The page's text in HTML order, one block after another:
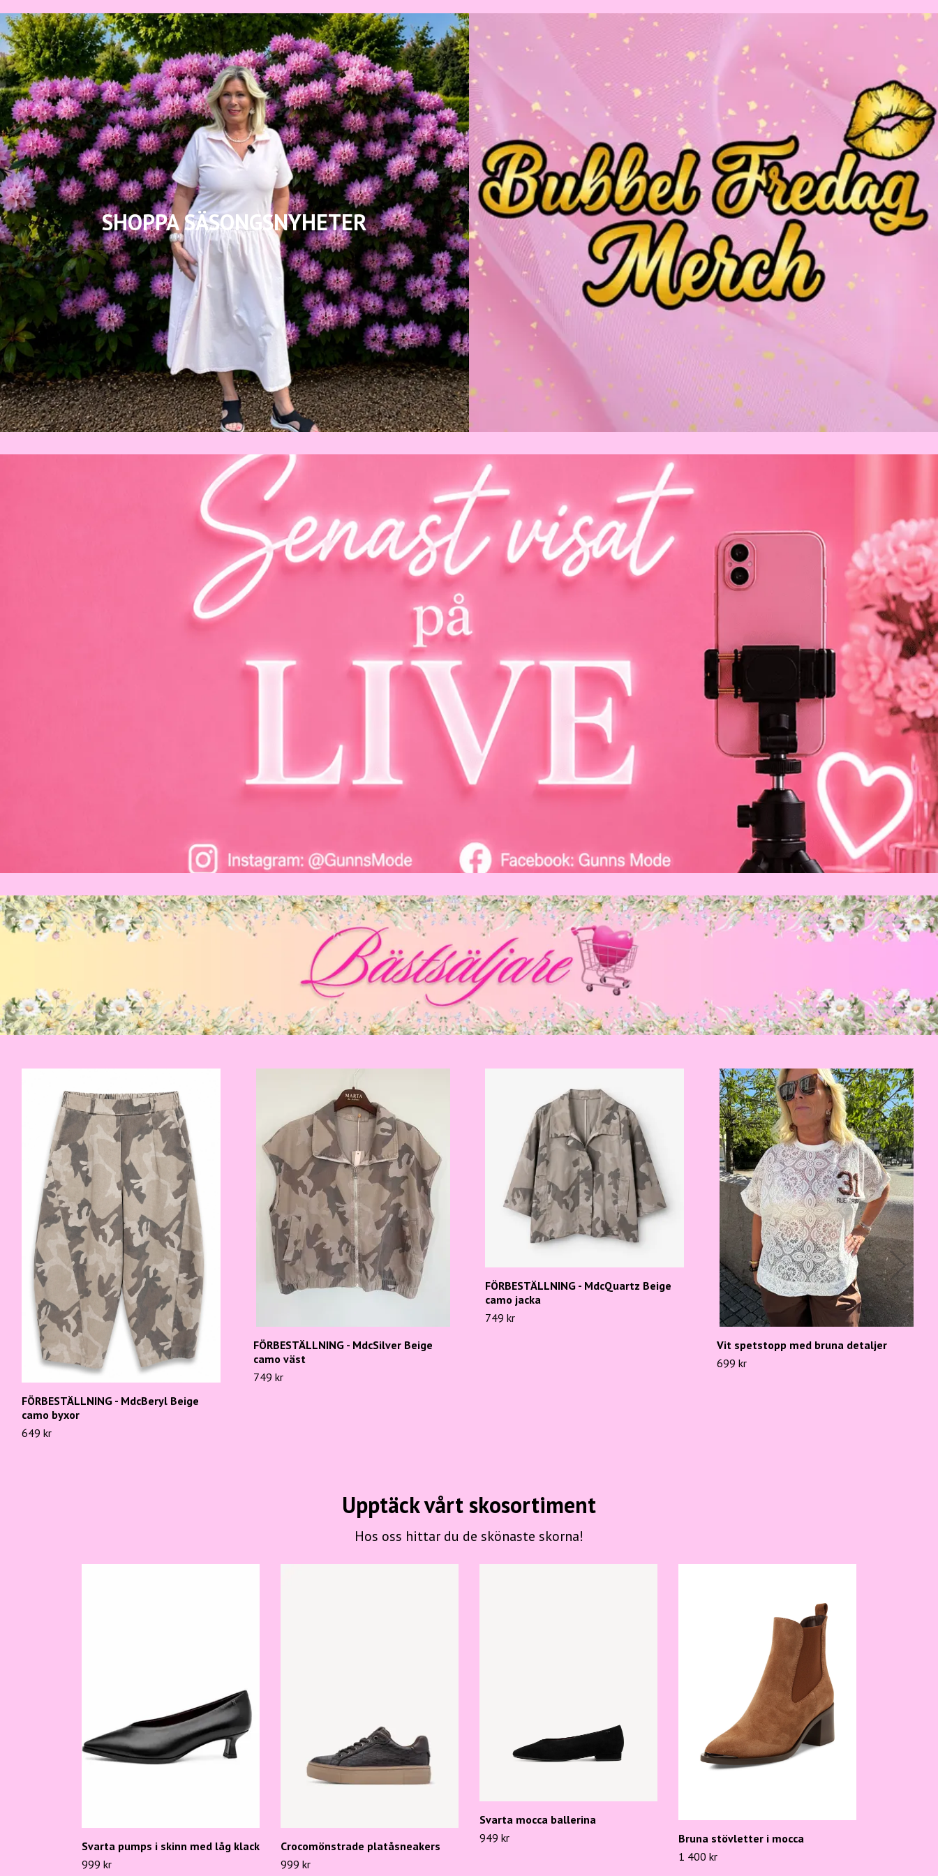
SHOPPA SÄSONGSNYHETER
FÖRBESTÄLLNING - MdcBeryl Beige
camo byxor
649 kr
FÖRBESTÄLLNING - MdcSilver Beige
camo väst
749 kr
FÖRBESTÄLLNING - MdcQuartz Beige
camo jacka
749 kr
Vit spetstopp med bruna detaljer
699 kr
Upptäck vårt skosortiment
Hos oss hittar du de skönaste skorna!
Svarta pumps i skinn med låg klack
999 kr
Crocomönstrade platåsneakers
999 kr
Svarta mocca ballerina
949 kr
Bruna stövletter i mocca
1 400 kr